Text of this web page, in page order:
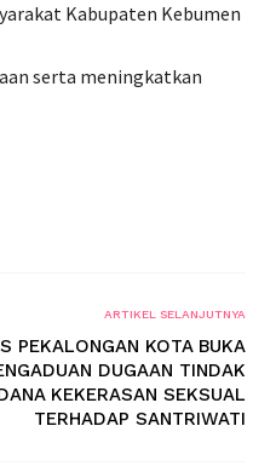
Kabupaten Kebumen
serta meningkatkan
ARTIKEL SELANJUTNYA
PEKALONGAN KOTA BUKA
DUGAAN TINDAK
KEKERASAN SEKSUAL
TERHADAP SANTRIWATI